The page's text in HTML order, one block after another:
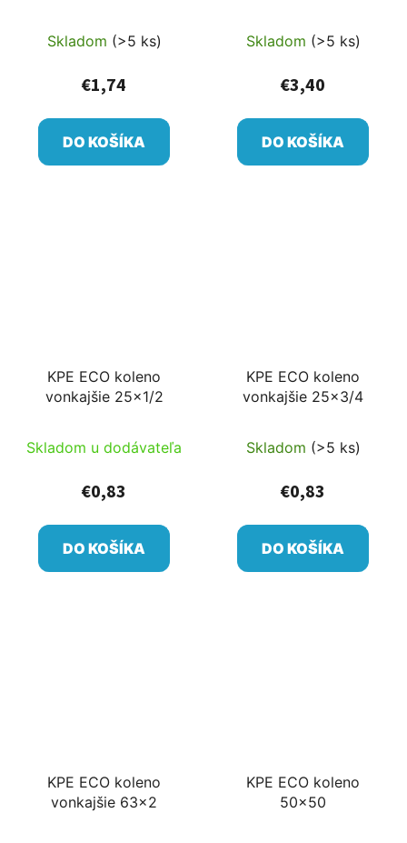
Skladom (>5 ks)
€1,74
DO KOŠÍKA
Skladom (>5 ks)
€3,40
DO KOŠÍKA
KPE ECO koleno
vonkajšie 25x1/2
Skladom u dodávateľa
€0,83
DO KOŠÍKA
KPE ECO koleno
vonkajšie 25x3/4
Skladom (>5 ks)
€0,83
DO KOŠÍKA
KPE ECO koleno
vonkajšie 63x2
KPE ECO koleno
50x50